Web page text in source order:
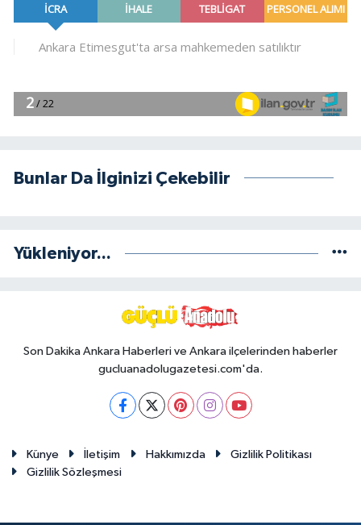
Bunlar Da İlginizi Çekebilir
Yükleniyor...
Son Dakika Ankara Haberleri ve Ankara ilçelerinden haberler
gucluanadolugazetesi.com'da.
Künye İletişim Hakkımızda
Gizlilik Politikası
Gizlilik Sözleşmesi